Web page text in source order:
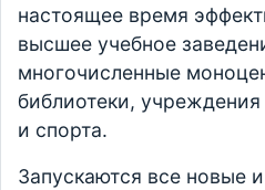
настоящее время
высшее учебное
многочисленные
библиотеки, учреждения
и спорта.
Запускаются все новые